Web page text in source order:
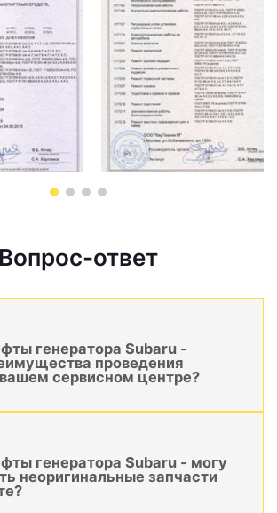
Вопрос-ответ
генератора Subaru -
проведения
сервисном центре?
генератора Subaru - могу
неоригинальные запчасти